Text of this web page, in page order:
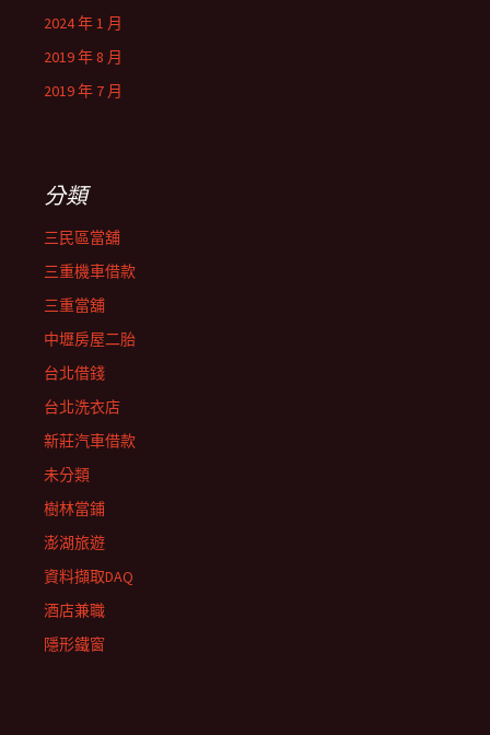
2024 年 1 月
2019 年 8 月
2019 年 7 月
分類
三民區當舖
三重機車借款
三重當舖
中壢房屋二胎
台北借錢
台北洗衣店
新莊汽車借款
未分類
樹林當鋪
澎湖旅遊
資料擷取DAQ
酒店兼職
隱形鐵窗